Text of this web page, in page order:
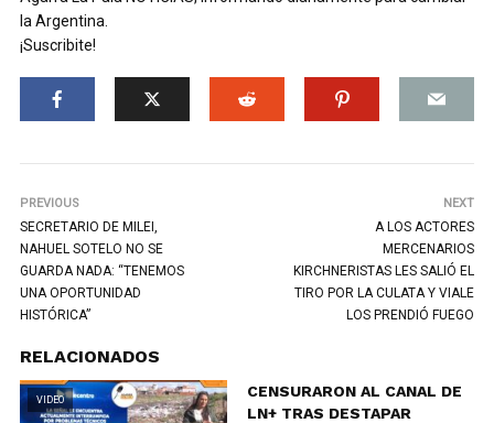
la Argentina.
¡Suscribite!
PREVIOUS
SECRETARIO DE MILEI,
NAHUEL SOTELO NO SE
GUARDA NADA: “TENEMOS
UNA OPORTUNIDAD
HISTÓRICA”
NEXT
A LOS ACTORES
MERCENARIOS
KIRCHNERISTAS LES SALIÓ EL
TIRO POR LA CULATA Y VIALE
LOS PRENDIÓ FUEGO
RELACIONADOS
VIDEO
CENSURARON AL CANAL DE
LN+ TRAS DESTAPAR